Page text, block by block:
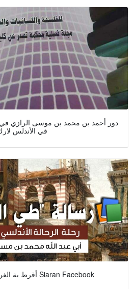
دور أحمد بن محمد بن موسى الرازي في
في الأندلس
أقرط بة الغراء هل لي أو ب ة Siaran Facebook